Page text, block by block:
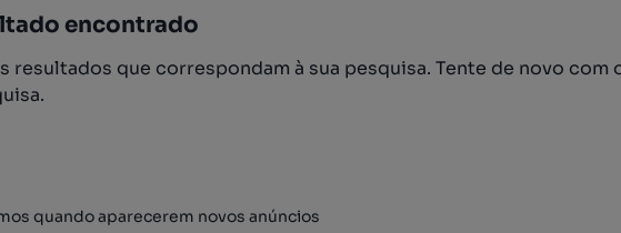
encontrado
resultados que correspondam à sua pesquisa. Tente de novo com
quando aparecerem novos anúncios